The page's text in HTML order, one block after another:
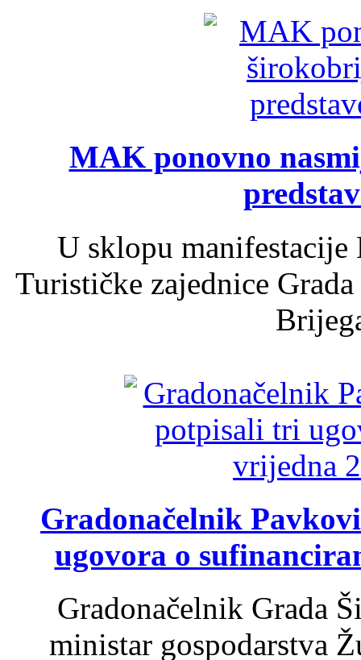
MAK ponovno
U sklopu
Turističke zajednice
Gradonačelnik
ugovora o
Gradonačelnik Grada
ministar gospodarstva